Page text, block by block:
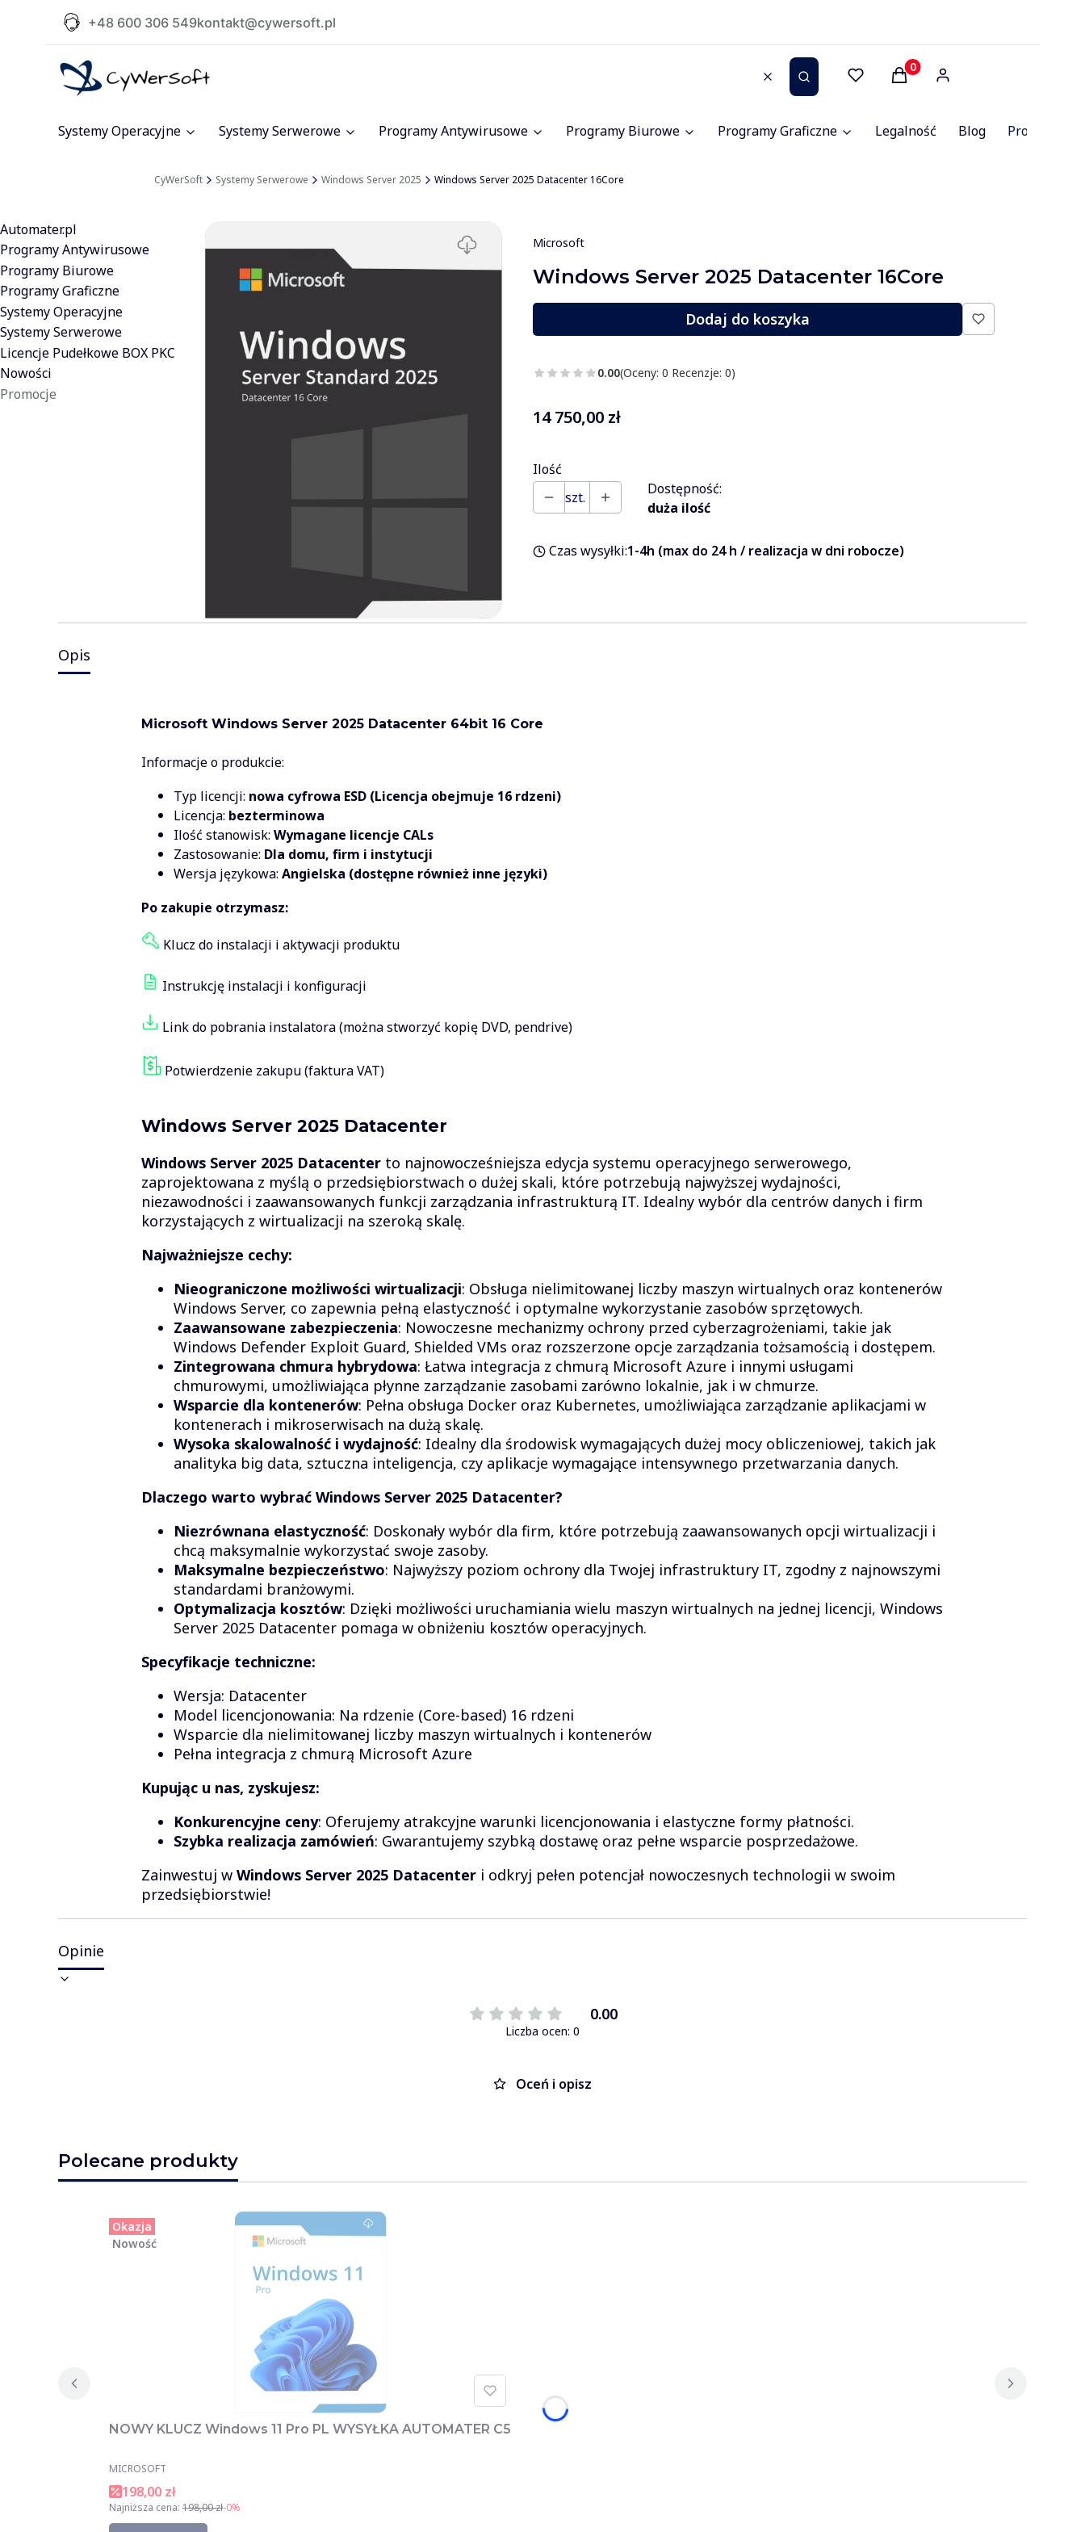
+48 600 306 549kontakt@cywersoft.pl
WyczyśćSzukaj Produkty w koszyku: 0.
Systemy Operacyjne Systemy Serwerowe Programy Antywirusowe Programy Biurowe Programy Graficzne Legalność Blog Promocje
CyWerSoft Systemy Serwerowe Windows Server 2025 Windows Server 2025 Datacenter 16Core
Automater.pl
Programy Antywirusowe
Programy Biurowe
Programy Graficzne
Systemy Operacyjne
Systemy Serwerowe
Licencje Pudełkowe BOX PKC
Nowości
Promocje
Microsoft
Windows Server 2025 Datacenter 16Core
Dodaj do koszyka
0.00(Oceny: 0 Recenzje: 0)
Cena
14 750,00 zł
Ilość
szt.
Dostępność:
duża ilość
Czas wysyłki:1-4h (max do 24 h / realizacja w dni robocze)
Opis
Microsoft Windows Server 2025 Datacenter 64bit 16 Core
Informacje o produkcie:
Typ licencji: nowa cyfrowa ESD (Licencja obejmuje 16 rdzeni)
Licencja: bezterminowa
Ilość stanowisk: Wymagane licencje CALs
Zastosowanie: Dla domu, firm i instytucji
Wersja językowa: Angielska (dostępne również inne języki)
Po zakupie otrzymasz:
Klucz do instalacji i aktywacji produktu
Instrukcję instalacji i konfiguracji
Link do pobrania instalatora (można stworzyć kopię DVD, pendrive)
Potwierdzenie zakupu (faktura VAT)
Windows Server 2025 Datacenter
Windows Server 2025 Datacenterto najnowocześniejsza edycja systemu operacyjnego serwerowego,
zaprojektowana z myślą o przedsiębiorstwach o dużej skali, które potrzebują najwyższej wydajności,
niezawodności i zaawansowanych funkcji zarządzania infrastrukturą IT. Idealny wybór dla centrów danych i firm
korzystających z wirtualizacji na szeroką skalę.
Najważniejsze cechy:
Nieograniczone możliwości wirtualizacji: Obsługa nielimitowanej liczby maszyn wirtualnych oraz kontenerów
Windows Server, co zapewnia pełną elastyczność i optymalne wykorzystanie zasobów sprzętowych.
Zaawansowane zabezpieczenia: Nowoczesne mechanizmy ochrony przed cyberzagrożeniami, takie jak
Windows Defender Exploit Guard, Shielded VMs oraz rozszerzone opcje zarządzania tożsamością i dostępem.
Zintegrowana chmura hybrydowa: Łatwa integracja z chmurą Microsoft Azure i innymi usługami
chmurowymi, umożliwiająca płynne zarządzanie zasobami zarówno lokalnie, jak i w chmurze.
Wsparcie dla kontenerów: Pełna obsługa Docker oraz Kubernetes, umożliwiająca zarządzanie aplikacjami w
kontenerach i mikroserwisach na dużą skalę.
Wysoka skalowalność i wydajność: Idealny dla środowisk wymagających dużej mocy obliczeniowej, takich jak
analityka big data, sztuczna inteligencja, czy aplikacje wymagające intensywnego przetwarzania danych.
Dlaczego warto wybrać Windows Server 2025 Datacenter?
Niezrównana elastyczność: Doskonały wybór dla firm, które potrzebują zaawansowanych opcji wirtualizacji i
chcą maksymalnie wykorzystać swoje zasoby.
Maksymalne bezpieczeństwo: Najwyższy poziom ochrony dla Twojej infrastruktury IT, zgodny z najnowszymi
standardami branżowymi.
Optymalizacja kosztów: Dzięki możliwości uruchamiania wielu maszyn wirtualnych na jednej licencji, Windows
Server 2025 Datacenter pomaga w obniżeniu kosztów operacyjnych.
Specyfikacje techniczne:
Wersja: Datacenter
Model licencjonowania: Na rdzenie (Core-based) 16 rdzeni
Wsparcie dla nielimitowanej liczby maszyn wirtualnych i kontenerów
Pełna integracja z chmurą Microsoft Azure
Kupując u nas, zyskujesz:
Konkurencyjne ceny: Oferujemy atrakcyjne warunki licencjonowania i elastyczne formy płatności.
Szybka realizacja zamówień: Gwarantujemy szybką dostawę oraz pełne wsparcie posprzedażowe.
Zainwestuj w Windows Server 2025 Datacenteri odkryj pełen potencjał nowoczesnych technologii w swoim
przedsiębiorstwie!
Opinie
0.00
Liczba ocen: 0
Oceń i opisz
Polecane produkty
Okazja
Nowość
NOWY KLUCZ Windows 11 Pro PL WYSYŁKA AUTOMATER C5
MICROSOFT
198,00 zł
Najniższa cena: 198,00 zł-0%